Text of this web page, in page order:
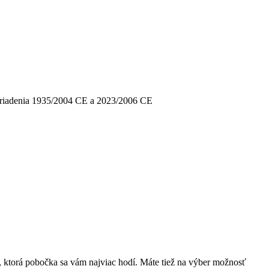
1935/2004 CE a 2023/2006 CE
pobočka sa vám najviac hodí. Máte tiež na výber možnosť